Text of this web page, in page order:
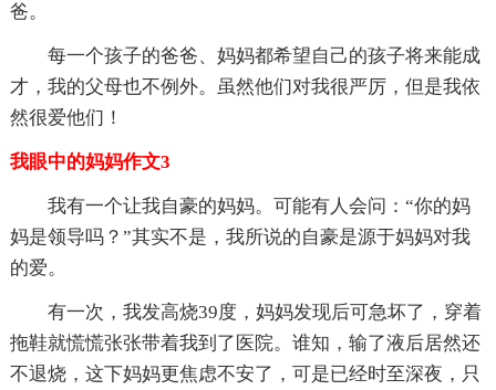
爸。
每一个孩子的爸爸、妈妈都希望自己的孩子将来能成
才，我的父母也不例外。虽然他们对我很严厉，但是我依
然很爱他们！
我眼中的妈妈作文3
我有一个让我自豪的妈妈。可能有人会问：“你的妈
妈是领导吗？”其实不是，我所说的自豪是源于妈妈对我
的爱。
有一次，我发高烧39度，妈妈发现后可急坏了，穿着
拖鞋就慌慌张张带着我到了医院。谁知，输了液后居然还
不退烧，这下妈妈更焦虑不安了，可是已经时至深夜，只